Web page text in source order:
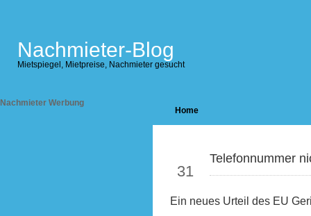
Nachmieter-Blog
Mietspiegel, Mietpreise, Nachmieter gesucht
Nachmieter Werbung
Home
31
Telefonnummer
Ein neues Urteil des EU